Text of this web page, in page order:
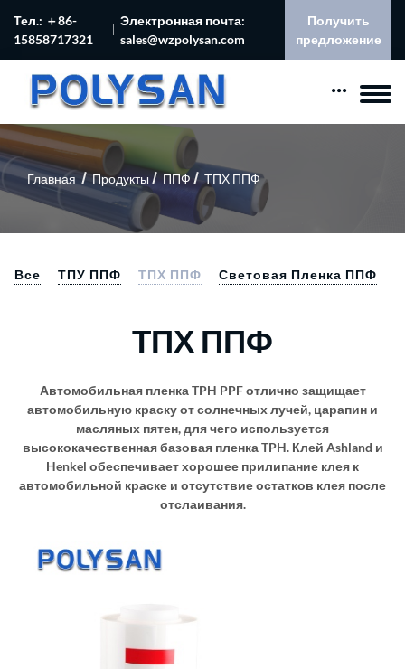
Тел.: ＋86-
15858717321
Электронная почта:
sales@wzpolysan.com
Получить
предложение
Главная Продукты ППФ ТПХ ППФ
Все ТПУ ППФ ТПХ ППФ Световая Пленка ППФ
ТПХ ППФ
Автомобильная пленка TPH PPF отлично защищает
автомобильную краску от солнечных лучей, царапин и
масляных пятен, для чего используется
высококачественная базовая пленка TPH. Клей Ashland и
Henkel обеспечивает хорошее прилипание клея к
автомобильной краске и отсутствие остатков клея после
отслаивания.